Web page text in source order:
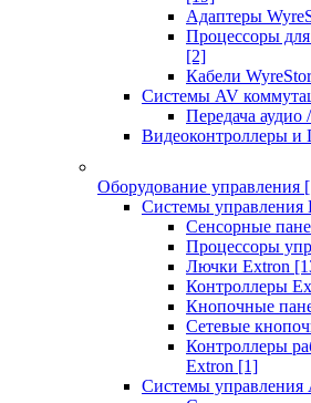
Адаптеры
Процессоры
[2]
Кабели
Системы AV
Передача аудио
Видеоконтроллеры и
Оборудование управления
Системы управления
Сенсорные
Процессоры
Лючки Extron
Контроллеры
Кнопочные
Сетевые
Контроллеры
Extron [1]
Системы управления